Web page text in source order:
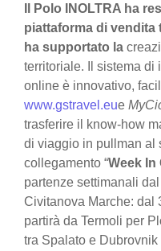
Il Polo INOLTRA ha
piattaforma di vendita
ha supportato la
territoriale. Il sistema di
online è innovativo,
www.gstravel.eue
trasferire il know-how
di viaggio in pullman al
collegamento “Week In
partenze settimanali
Civitanova Marche: dal
partirà da Termoli per
tra Spalato e